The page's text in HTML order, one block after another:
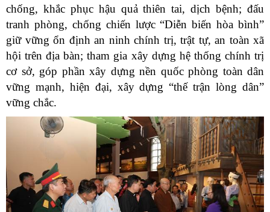
chống, khắc phục hậu quả thiên tai, dịch bệnh; đấu
tranh phòng, chống chiến lược “Diễn biến hòa bình”
giữ vững ổn định an ninh chính trị, trật tự, an toàn xã
hội trên địa bàn; tham gia xây dựng hệ thống chính trị
cơ sở, góp phần xây dựng nền quốc phòng toàn dân
vững mạnh, hiện đại, xây dựng “thế trận lòng dân”
vững chắc.